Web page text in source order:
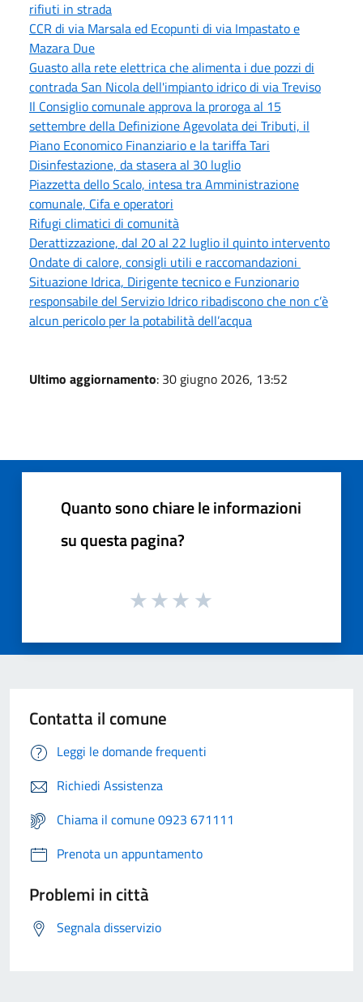
rifiuti in strada
CCR di via Marsala ed Ecopunti di via Impastato e
Mazara Due
Guasto alla rete elettrica che alimenta i due pozzi di
contrada San Nicola dell'impianto idrico di via Treviso
Il Consiglio comunale approva la proroga al 15
settembre della Definizione Agevolata dei Tributi, il
Piano Economico Finanziario e la tariffa Tari
Disinfestazione, da stasera al 30 luglio
Piazzetta dello Scalo, intesa tra Amministrazione
comunale, Cifa e operatori
Rifugi climatici di comunità
Derattizzazione, dal 20 al 22 luglio il quinto intervento
Ondate di calore, consigli utili e raccomandazioni
Situazione Idrica, Dirigente tecnico e Funzionario
responsabile del Servizio Idrico ribadiscono che non c’è
alcun pericolo per la potabilità dell’acqua
Ultimo aggiornamento: 30 giugno 2026, 13:52
Quanto sono chiare le informazioni
su questa pagina?
Contatta il comune
Leggi le domande frequenti
Richiedi Assistenza
Chiama il comune 0923 671111
Prenota un appuntamento
Problemi in città
Segnala disservizio